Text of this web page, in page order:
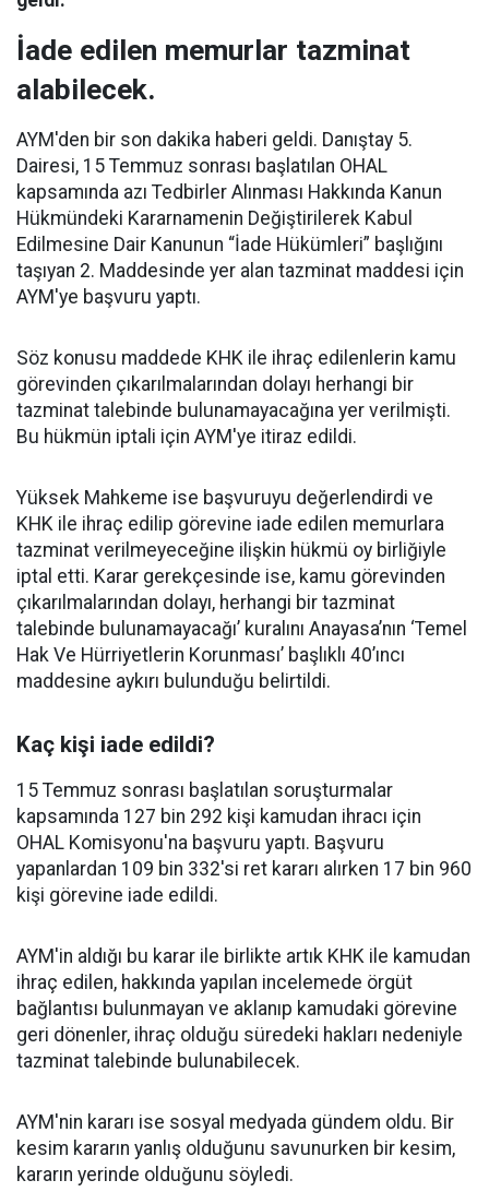
İade edilen memurlar tazminat
alabilecek.
AYM'den bir son dakika haberi geldi. Danıştay 5.
Dairesi, 15 Temmuz sonrası başlatılan OHAL
kapsamında azı Tedbirler Alınması Hakkında Kanun
Hükmündeki Kararnamenin Değiştirilerek Kabul
Edilmesine Dair Kanunun “İade Hükümleri” başlığını
taşıyan 2. Maddesinde yer alan tazminat maddesi için
AYM'ye başvuru yaptı.
Söz konusu maddede KHK ile ihraç edilenlerin kamu
görevinden çıkarılmalarından dolayı herhangi bir
tazminat talebinde bulunamayacağına yer verilmişti.
Bu hükmün iptali için AYM'ye itiraz edildi.
Yüksek Mahkeme ise başvuruyu değerlendirdi ve
KHK ile ihraç edilip görevine iade edilen memurlara
tazminat verilmeyeceğine ilişkin hükmü oy birliğiyle
iptal etti. Karar gerekçesinde ise, kamu görevinden
çıkarılmalarından dolayı, herhangi bir tazminat
talebinde bulunamayacağı’ kuralını Anayasa’nın ‘Temel
Hak Ve Hürriyetlerin Korunması’ başlıklı 40’ıncı
maddesine aykırı bulunduğu belirtildi.
Kaç kişi iade edildi?
15 Temmuz sonrası başlatılan soruşturmalar
kapsamında 127 bin 292 kişi kamudan ihracı için
OHAL Komisyonu'na başvuru yaptı. Başvuru
yapanlardan 109 bin 332'si ret kararı alırken 17 bin 960
kişi görevine iade edildi.
AYM'in aldığı bu karar ile birlikte artık KHK ile kamudan
ihraç edilen, hakkında yapılan incelemede örgüt
bağlantısı bulunmayan ve aklanıp kamudaki görevine
geri dönenler, ihraç olduğu süredeki hakları nedeniyle
tazminat talebinde bulunabilecek.
AYM'nin kararı ise sosyal medyada gündem oldu. Bir
kesim kararın yanlış olduğunu savunurken bir kesim,
kararın yerinde olduğunu söyledi.